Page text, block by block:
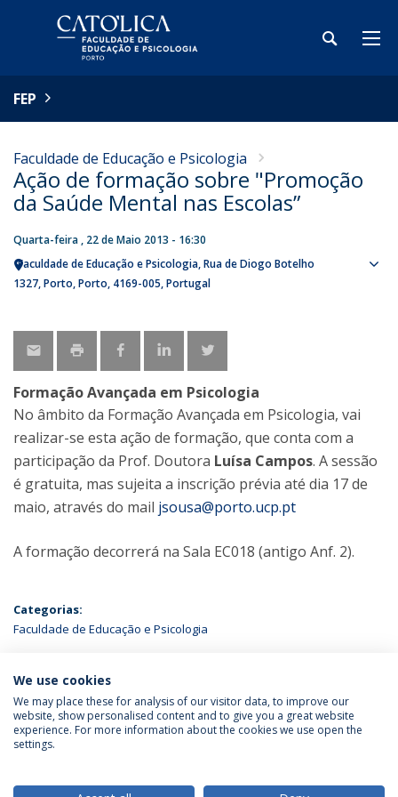
FEP
Faculdade de Educação e Psicologia
Ação de formação sobre "Promoção
da Saúde Mental nas Escolas”
Quarta-feira , 22 de Maio 2013 - 16:30
Faculdade de Educação e Psicologia Rua de Diogo Botelho
1327 Porto Porto 4169-005 Portugal
Formação Avançada em Psicologia
No âmbito da Formação Avançada em Psicologia, vai
realizar-se esta ação de formação, que conta com a
participação da Prof. Doutora Luísa Campos. A sessão
é gratuita, mas sujeita a inscrição prévia até dia 17 de
maio, através do mail jsousa@porto.ucp.pt
A formação decorrerá na Sala EC018 (antigo Anf. 2).
Categorias:
Faculdade de Educação e Psicologia
ÚLTIMAS NOTÍCIAS
Política de Privacidade
Termos & Condições
We use cookies
We may place these for analysis of our visitor data, to improve our
website, show personalised content and to give you a great website
experience. For more information about the cookies we use open the
settings.